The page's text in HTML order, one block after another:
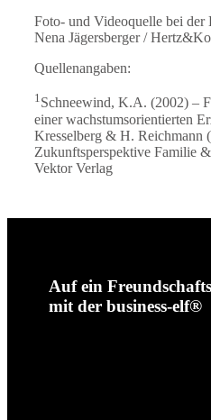
Foto- und Videoquelle bei
Nena Jägersberger /
Quellenangaben:
1Schneewind, K.A. (2002) –
einer wachstumsorientierten
Kresselberg & H. Reichmann
Zukunftsperspektive Familie
Vektor Verlag
Auf ein
mit der business-elf®